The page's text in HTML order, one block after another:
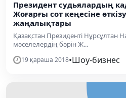
Президент судьялардың
Жоғарғы сот кеңесіне
жаңалықтары
Қазақстан Президенті Нұрсұлтан
мәселелердің бәрін Ж...
19 қараша 2018•Шоу-бизнес